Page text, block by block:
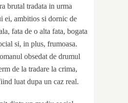
brutal tradata in urma
ei, ambitios si dornic de
fata de o alta fata, bogata
si, in plus, frumoasa.
obsedat de drumul
de la tradare la crima,
luat dupa un caz real.